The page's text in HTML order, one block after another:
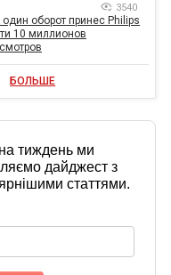
3540
один оборот принес Philips
10 миллионов
БОЛЬШЕ
тиждень ми
дайджест з
статтями.